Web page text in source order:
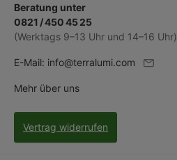
Beratung unter
0821 / 450 45 25
(Werktags 9–13 Uhr und 14–16 Uhr)
E-Mail: info@terralumi.com
Mehr über uns
Vertrag widerrufen